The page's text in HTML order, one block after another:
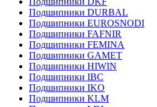
Подшипники DURBAL
Подшипники EUROSNODI
Подшипники FAFNIR
Подшипники FEMINA
Подшипники GAMET
Подшипники HIWIN
Подшипники IBC
Подшипники IKO
Подшипники KLM